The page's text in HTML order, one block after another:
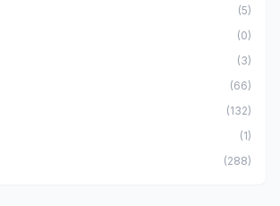
(5)
(0)
(3)
(66)
(132)
(1)
(288)